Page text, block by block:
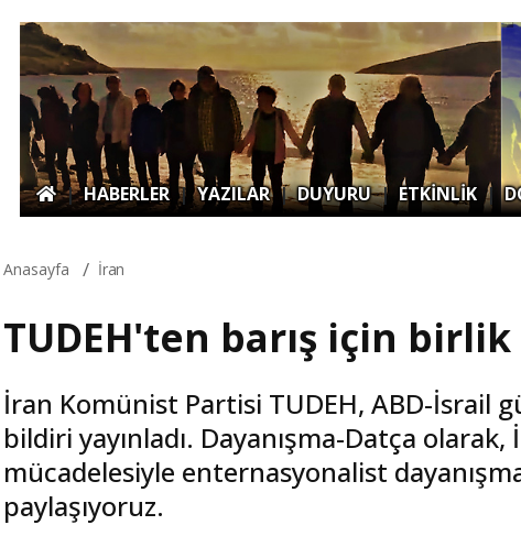
|HABERLER|YAZILAR|DUYURU| ETKİNLİK |
Anasayfa İran
TUDEH'ten barış için birlik
İran Komünist Partisi TUDEH, ABD-İsrail
bildiri yayınladı. Dayanışma-Datça
mücadelesiyle enternasyonalist
paylaşıyoruz.